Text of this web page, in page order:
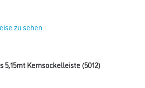
zu sehen
5,15mt Kernsockelleiste (5012)